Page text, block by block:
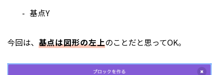
基点Y
今回は、 基点は図形の左上のことだと思ってOK。